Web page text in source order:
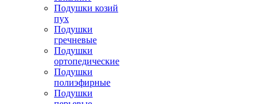
Подушки козий
пух
Подушки
гречневые
Подушки
ортопедические
Подушки
полиэфирные
Подушки